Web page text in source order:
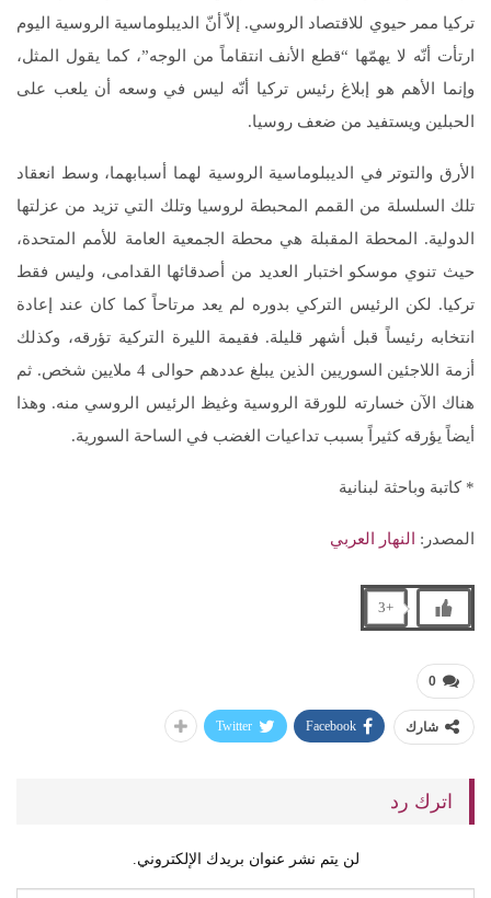
تركيا ممر حيوي للاقتصاد الروسي. إلاّ أنّ الديبلوماسية الروسية اليوم
ارتأت أنّه لا يهمّها “قطع الأنف انتقاماً من الوجه”، كما يقول المثل،
وإنما الأهم هو إبلاغ رئيس تركيا أنّه ليس في وسعه أن يلعب على
الحبلين ويستفيد من ضعف روسيا.
الأرق والتوتر في الديبلوماسية الروسية لهما أسبابهما، وسط انعقاد
تلك السلسلة من القمم المحبطة لروسيا وتلك التي تزيد من عزلتها
الدولية. المحطة المقبلة هي محطة الجمعية العامة للأمم المتحدة،
حيث تنوي موسكو اختبار العديد من أصدقائها القدامى، وليس فقط
تركيا. لكن الرئيس التركي بدوره لم يعد مرتاحاً كما كان عند إعادة
انتخابه رئيساً قبل أشهر قليلة. فقيمة الليرة التركية تؤرقه، وكذلك
أزمة اللاجئين السوريين الذين يبلغ عددهم حوالى 4 ملايين شخص. ثم
هناك الآن خسارته للورقة الروسية وغيظ الرئيس الروسي منه. وهذا
أيضاً يؤرقه كثيراً بسبب تداعيات الغضب في الساحة السورية.
* كاتبة وباحثة لبنانية
المصدر: النهار العربي
+3
0
شارك Facebook
Twitter
اترك رد
لن يتم نشر عنوان بريدك الإلكتروني.